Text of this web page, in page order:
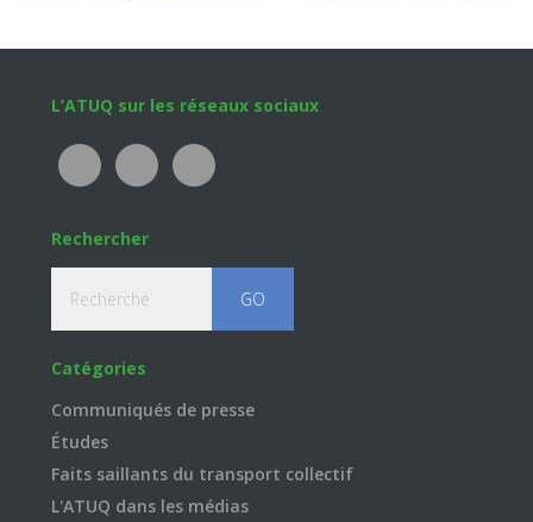
Footer
L’ATUQ sur les réseaux sociaux
Rechercher
Catégories
Communiqués de presse
Études
Faits saillants du transport collectif
L'ATUQ dans les médias